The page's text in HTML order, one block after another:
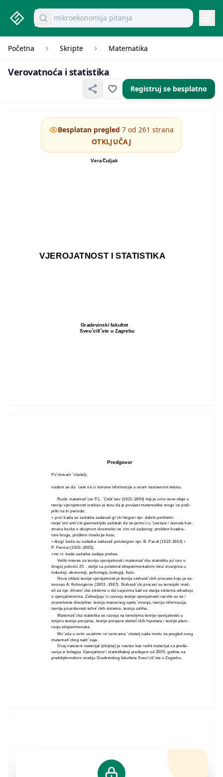
studenti.rs home page
Pretraži dokumente
mikroekonomija pitanja
Početna Skripte Matematika
Verovatnoća i statistika
Registruj se besplatno
Vera ˇCuljak
VJEROJATNOST I STATISTIKA
Gradevinski fakultet
Sveuˇciliˇste u Zagrebu
Predgovor
Poˇstovani ˇcitatelji,
nadam se da ´cete na´ci korisne informacije u ovom nastavnom tekstu.
Ruski matematiˇcar P.L. ˇCebiˇsev (1821-1894) koji je unio nove ideje u
teoriju vjerojatnosti izrekao je tezu da je povijest matematike mogu´ce podi-
jeliti na tri perioda:
∗ prvi: kada su zadatke zadavali grˇcki bogovi npr. delski problemi:
nerjeˇsivi antiˇcki geometrijski zadatak da se pomo´cu ˇsestara i ravnala kon-
struira kocka s obujmom dvostruko ve´cim od zadanog; problem kvadra-
ture kruga, problem trisekcije kuta;
∗ drugi: kada su zadatke zadavali polubogovi npr. B. Pacal (1623-1662) i
P. Fermat (1601-1665);
∗tre´ci: kada zadatke zadaje praksa.
Veliki interes za teoriju vjerojatnosti i matematiˇcku statistiku poˇceo u
drugoj polovici 20
stolje´ca potaknut eksperimentalnim istraˇzivanjima u
industriji, ekonomiji, psihologiji, biologiji, fizici.
Nova oblast teorije vjerojatnosti je teorija stohastiˇckih procesa koju je za-
snovao A. Kolmogorov (1903 -1987). Stohastiˇcki procesi su terorijski mod-
eli za npr. dinamiˇcke sisteme u sluˇcajevima kad se stanja sistema odreduju
s vjerojatnostima. Zahvaljuju´ci razvoju teorije vjerojatnosti razvile su se i
znanstvene discipline: teorija masovnog opsluˇzivanja, teorija informacija,
teorija pouzdanosti tehniˇckih sistema, teorija zaliha.
Matematiˇcka statistika se razvija na temeljima teorije vjerojatnosti u
smjeru teorije procjena, teorije provjera statistiˇckih hipoteza i teorije plani-
ranja eksperimenata.
Moˇzda u ovim uvodnim reˇcenicama ˇcitatelj nade motiv za pregled ovog
matematiˇckog sadrˇzaja.
Ovaj nastavni materijal (skripta) je nastao kao radni materijal za preda-
vanja iz kolegija Vjerojatnost i statistikakoji predajem od 2005. godine na
preddiplomskom studiju Gradvinskog fakulteta Sveuˇciliˇsta u Zagrebu.
Besplatan pregled·7 od 261 strana
OTKLJUČAJ